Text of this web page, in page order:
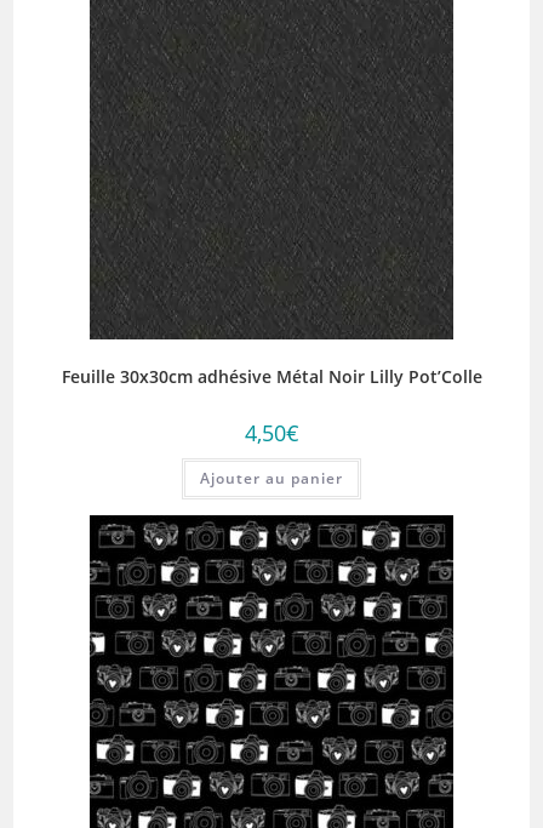
Feuille 30x30cm adhésive Métal Noir Lilly Pot’Colle
4,50€
Ajouter au panier